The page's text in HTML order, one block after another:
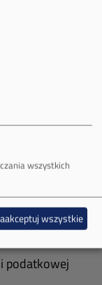
podatkowej
wszystkich
wszystkie